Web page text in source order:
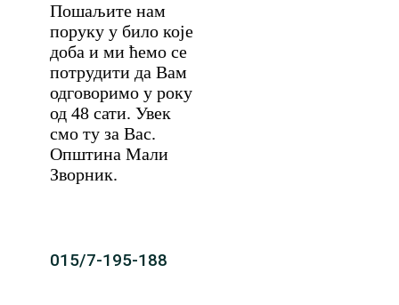
Пошаљите нам
поруку у било које
доба и ми ћемо се
потрудити да Вам
одговоримо у року
од 48 сати. Увек
смо ту за Вас.
Општина Мали
Зворник.
015/7-195-188